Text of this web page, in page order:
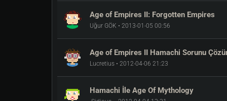
Age of Empires II: Forgotten Empires
Uğur GÖK • 2013-01-05 00:56
Age of Empires II Hamachi Sorunu
Lucretius • 2012-04-06 21:23
Hamachi İle Age Of Mythology